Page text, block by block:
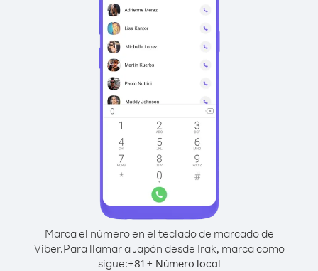
Marca el número en el teclado de marcado de
Viber.Para llamar a Japón desde Irak, marca como
sigue:+81+ Número local